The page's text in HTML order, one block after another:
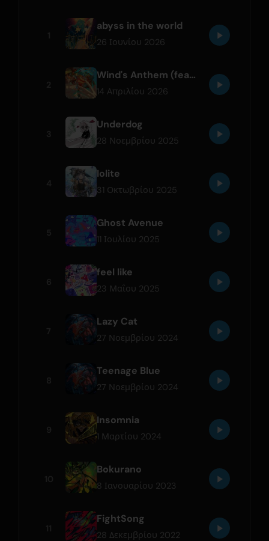
abyss in the world
26 Ιουνίου 2026
Wind's Anthem (feat. suis From Yorushika)
14 Απριλίου 2026
Underdog
28 Νοεμβρίου 2025
Iolite
31 Οκτωβρίου 2025
Ghost Avenue
11 Ιουλίου 2025
feel like
23 Μαΐου 2025
Lazy Cat
27 Νοεμβρίου 2024
Teenage Blue
27 Νοεμβρίου 2024
Insomnia
1 Μαρτίου 2024
Bokurano
8 Ιανουαρίου 2023
FightSong
28 Δεκεμβρίου 2022